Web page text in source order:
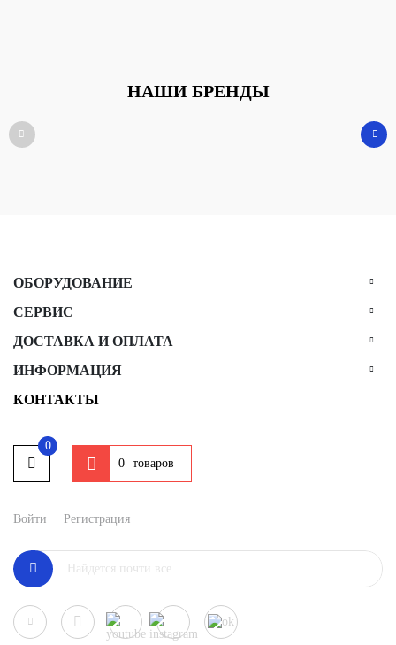
НАШИ БРЕНДЫ
ОБОРУДОВАНИЕ
СЕРВИС
ДОСТАВКА И ОПЛАТА
ИНФОРМАЦИЯ
КОНТАКТЫ
0
0 товаров
Войти Регистрация